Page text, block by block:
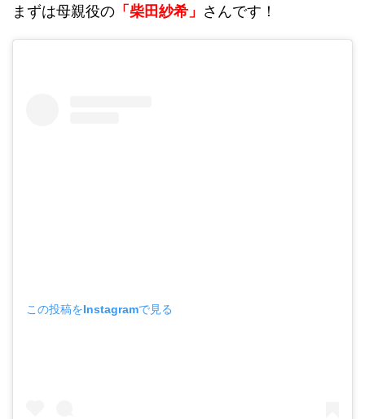
まずは母親役の 「柴田紗希」 さんです！
この投稿をInstagramで見る